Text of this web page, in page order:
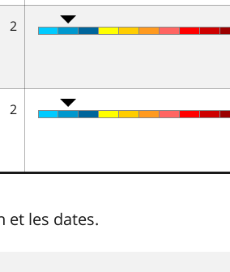
2
2
et les dates.